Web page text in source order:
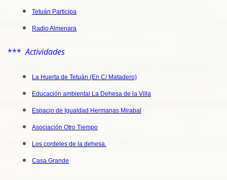
Tetuán Participa
Radio Almenara
***Actividades
La Huerta de Tetuán (En C/ Matadero)
Educación ambiental La Dehesa de la Villa
Espacio de Igualdad Hermanas Mirabal
Asociación Otro Tiempo
Los cordeles de la dehesa.
Casa Grande